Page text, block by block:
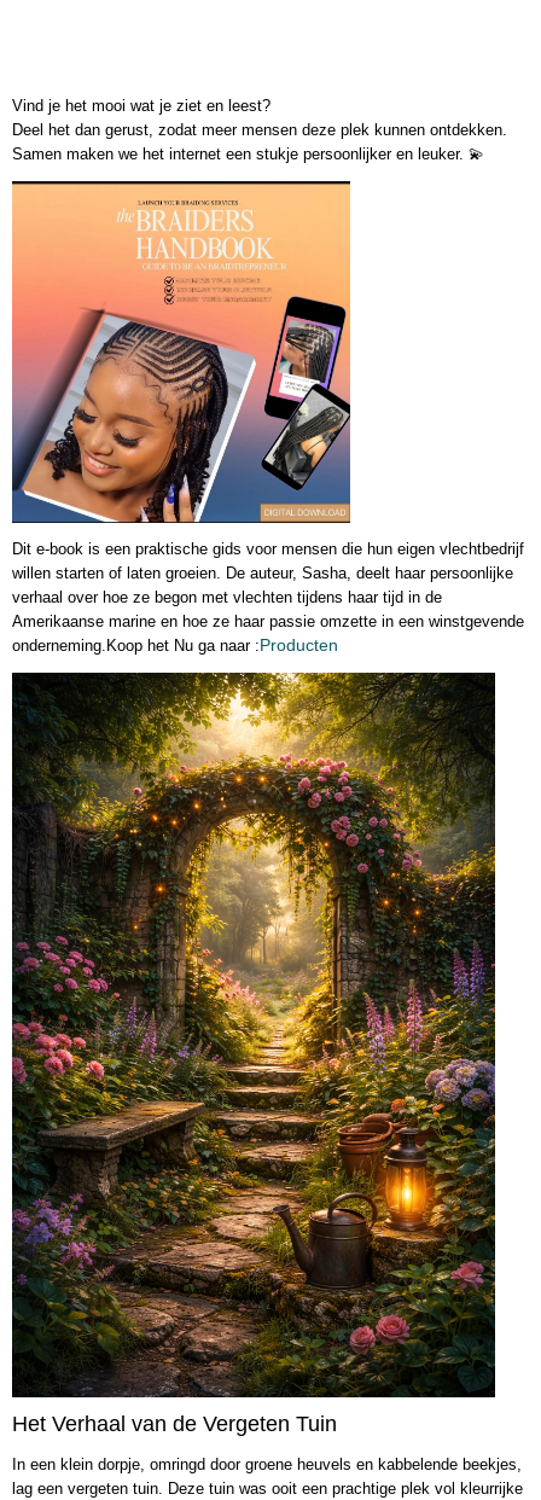
Vind je het mooi wat je ziet en leest?
Deel het dan gerust , zodat meer mensen deze plek kunnen ontdekken.
Samen maken we het internet een stukje persoonlijker en leuker. 💫
Dit e-book is een praktische gids voor mensen die hun eigen vlechtbedrijf
willen starten of laten groeien. De auteur, Sasha, deelt haar persoonlijke
verhaal over hoe ze begon met vlechten tijdens haar tijd in de
Amerikaanse marine en hoe ze haar passie omzette in een winstgevende
onderneming.Koop het Nu ga naar :Producten
Het Verhaal van de Vergeten Tuin
In een klein dorpje, omringd door groene heuvels en kabbelende beekjes,
lag een vergeten tuin. Deze tuin was ooit een prachtige plek vol kleurrijke